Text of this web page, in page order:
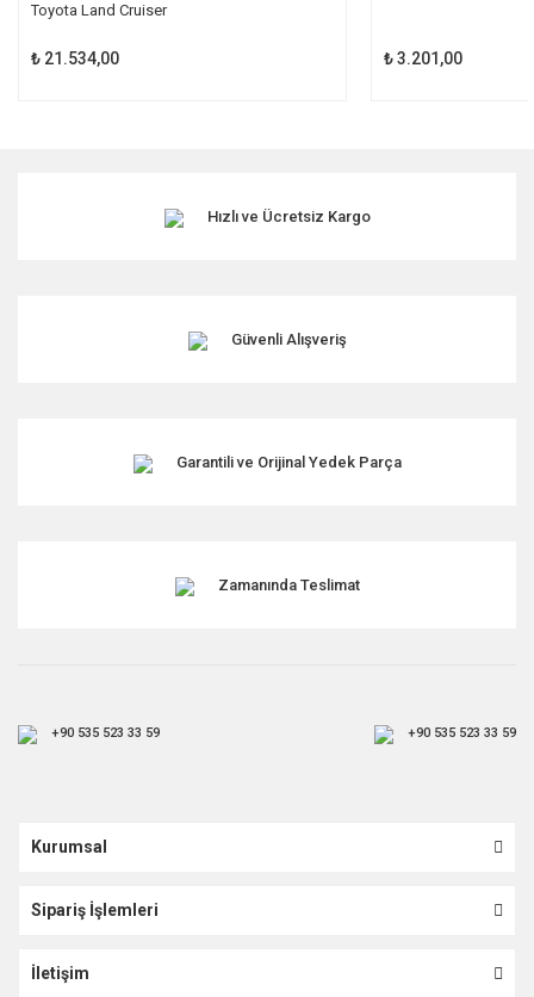
Toyota Land Cruiser
₺ 21.534,00 ₺ 3.201,00
Hızlı ve Ücretsiz Kargo
Güvenli Alışveriş
Garantili ve Orijinal Yedek Parça
Zamanında Teslimat
+90 535 523 33 59 +90 535 523 33 59
Kurumsal
Sipariş İşlemleri
İletişim